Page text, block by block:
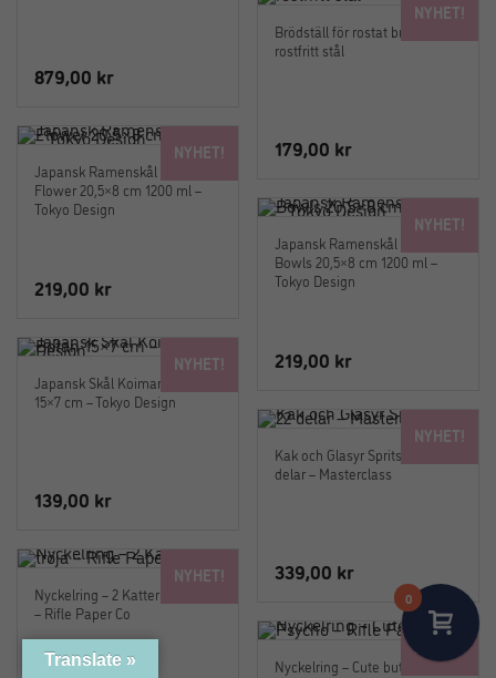
879,00 kr
NYHET!
Brödställ för rostat bröd i
rostfritt stål
179,00 kr
NYHET!
Japansk Ramenskål Lily
Flower 20,5×8 cm 1200 ml –
Tokyo Design
219,00 kr
NYHET!
Japansk Ramenskål Mixed
Bowls 20,5×8 cm 1200 ml –
Tokyo Design
219,00 kr
NYHET!
Japansk Skål Koimari Botan
15×7 cm – Tokyo Design
139,00 kr
NYHET!
Kak och Glasyr Sprits Set i 22
delar – Masterclass
339,00 kr
NYHET!
Nyckelring – 2 Katter i en tröja
– Rifle Paper Co
NYHET!
Nyckelring – Cute but Psycho –
0
Translate »